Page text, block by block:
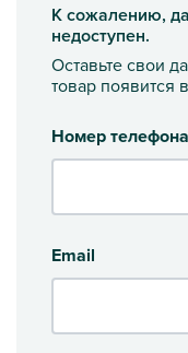
К сожалению,
недоступен.
Оставьте свои
товар появится
Номер телефона
Email